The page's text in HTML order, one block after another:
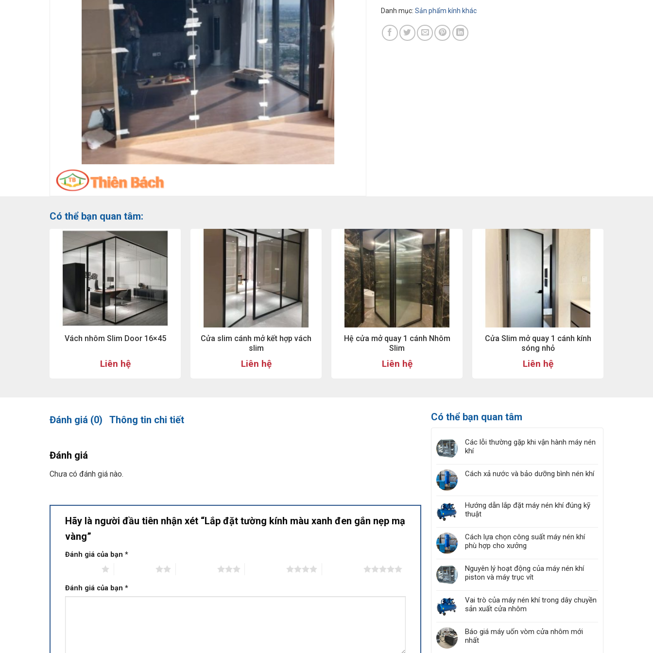
Danh mục:Sản phẩm kính khác
Có thể bạn quan tâm:
Vách nhôm Slim Door 16×45
Liên hệ
Cửa slim cánh mở kết hợp vách
slim
Liên hệ
Hệ cửa mở quay 1 cánh Nhôm
Slim
Liên hệ
Cửa Slim mở quay 1 cánh kính
sóng nhỏ
Liên hệ
Đánh giá (0) Thông tin chi tiết
Đánh giá
Chưa có đánh giá nào.
Hãy là người đầu tiên nhận xét “Lắp đặt tường kính màu xanh đen gắn nẹp mạ
vàng”
Đánh giá của bạn *
Đánh giá của bạn *
Có thể bạn quan tâm
Các lỗi thường gặp khi vận hành máy nén
khí
Cách xả nước và bảo dưỡng bình nén khí
Hướng dẫn lắp đặt máy nén khí đúng kỹ
thuật
Cách lựa chọn công suất máy nén khí
phù hợp cho xưởng
Nguyên lý hoạt động của máy nén khí
piston và máy trục vít
Vai trò của máy nén khí trong dây chuyền
sản xuất cửa nhôm
Báo giá máy uốn vòm cửa nhôm mới
nhất